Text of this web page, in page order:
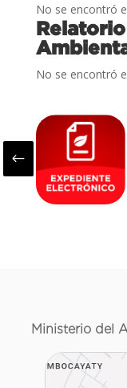
No se encontró
No se encontró
#
Ministerio del